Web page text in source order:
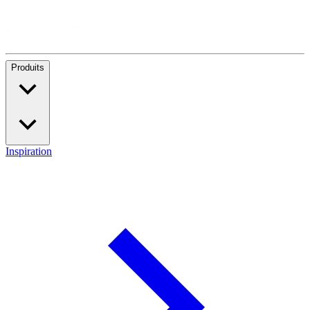
Produits
Inspiration